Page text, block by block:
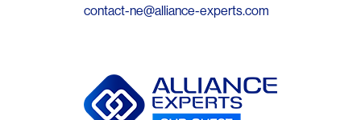
contact-ne@alliance-experts.com